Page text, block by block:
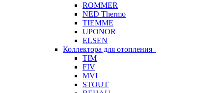
ROMMER
NED Thermo
TIEMME
UPONOR
ELSEN
Коллектора для отопления
TIM
FIV
MVI
STOUT